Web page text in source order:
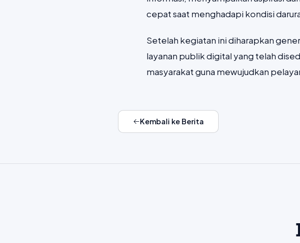
cepat saat menghadapi kondisi
Setelah kegiatan ini diharapkan
layanan publik digital yang telah
masyarakat guna mewujudkan
Kembali ke Berita